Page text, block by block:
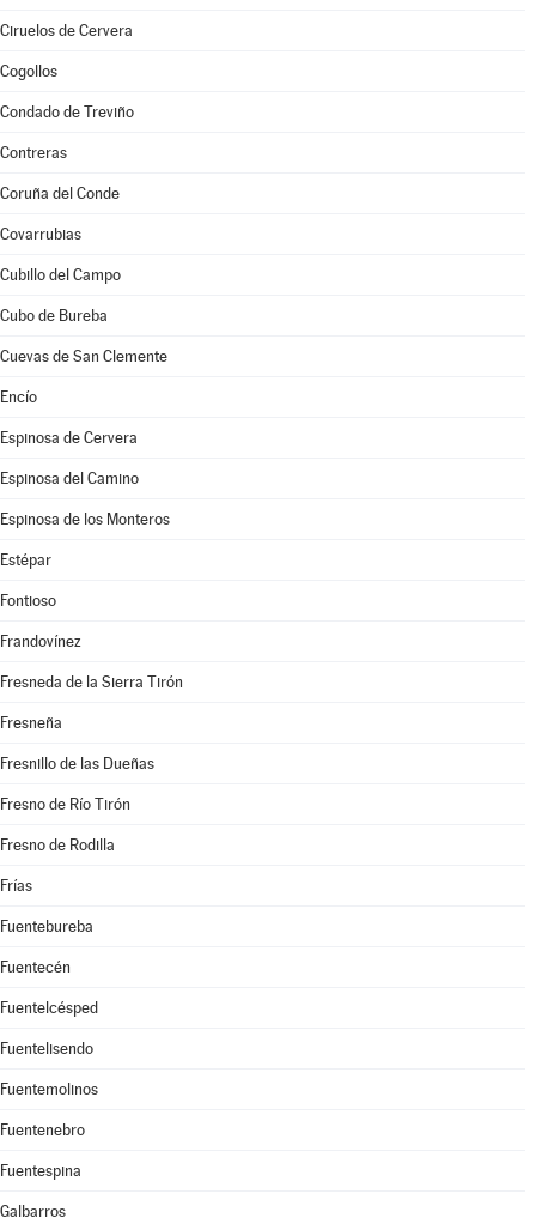
Ciruelos de Cervera
Cogollos
Condado de Treviño
Contreras
Coruña del Conde
Covarrubias
Cubillo del Campo
Cubo de Bureba
Cuevas de San Clemente
Encío
Espinosa de Cervera
Espinosa del Camino
Espinosa de los Monteros
Estépar
Fontioso
Frandovínez
Fresneda de la Sierra Tirón
Fresneña
Fresnillo de las Dueñas
Fresno de Río Tirón
Fresno de Rodilla
Frías
Fuentebureba
Fuentecén
Fuentelcésped
Fuentelisendo
Fuentemolinos
Fuentenebro
Fuentespina
Galbarros